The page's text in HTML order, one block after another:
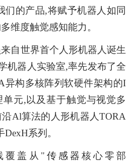
们的产品,将赋予机器人如同
维度触觉感知能力。
世界首个人形机器人诞生
机器人实验室,率先发布了全
异构多核阵列软硬件架构的I
元,以及基于触觉与视觉多
Al算法的人形机器人TORA
系列。
盖从" 传感器 核心零部